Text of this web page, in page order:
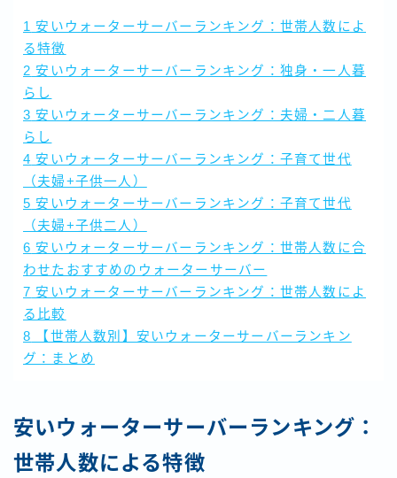
1 安いウォーターサーバーランキング：世帯人数によ
る特徴
2 安いウォーターサーバーランキング：独身・一人暮
らし
3 安いウォーターサーバーランキング：夫婦・二人暮
らし
4 安いウォーターサーバーランキング：子育て世代
（夫婦+子供一人）
5 安いウォーターサーバーランキング：子育て世代
（夫婦+子供二人）
6 安いウォーターサーバーランキング：世帯人数に合
わせたおすすめのウォーターサーバー
7 安いウォーターサーバーランキング：世帯人数によ
る比較
8 【世帯人数別】安いウォーターサーバーランキン
グ：まとめ
安いウォーターサーバーランキング：
世帯人数による特徴